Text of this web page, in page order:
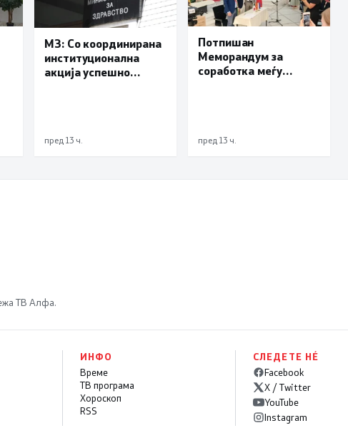
МЗ: Со координирана
институционална
акција успешно
пред 13 ч.
Потпишан
Меморандум за
соработка меѓу
пред 13 ч.
ТВ Алфа.
ИНФО
Време
ТВ програма
Хороскоп
RSS
СЛЕДЕТЕ НÉ
Facebook
X / Twitter
YouTube
Instagram